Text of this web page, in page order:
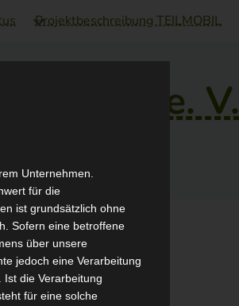
Projektbeschreibung TEILMOBIL
e. V.
Unternehmen.
für die
ist grundsätzlich ohne
Sofern eine betroffene
über unsere
jedoch eine Verarbeitung
die Verarbeitung
für eine solche